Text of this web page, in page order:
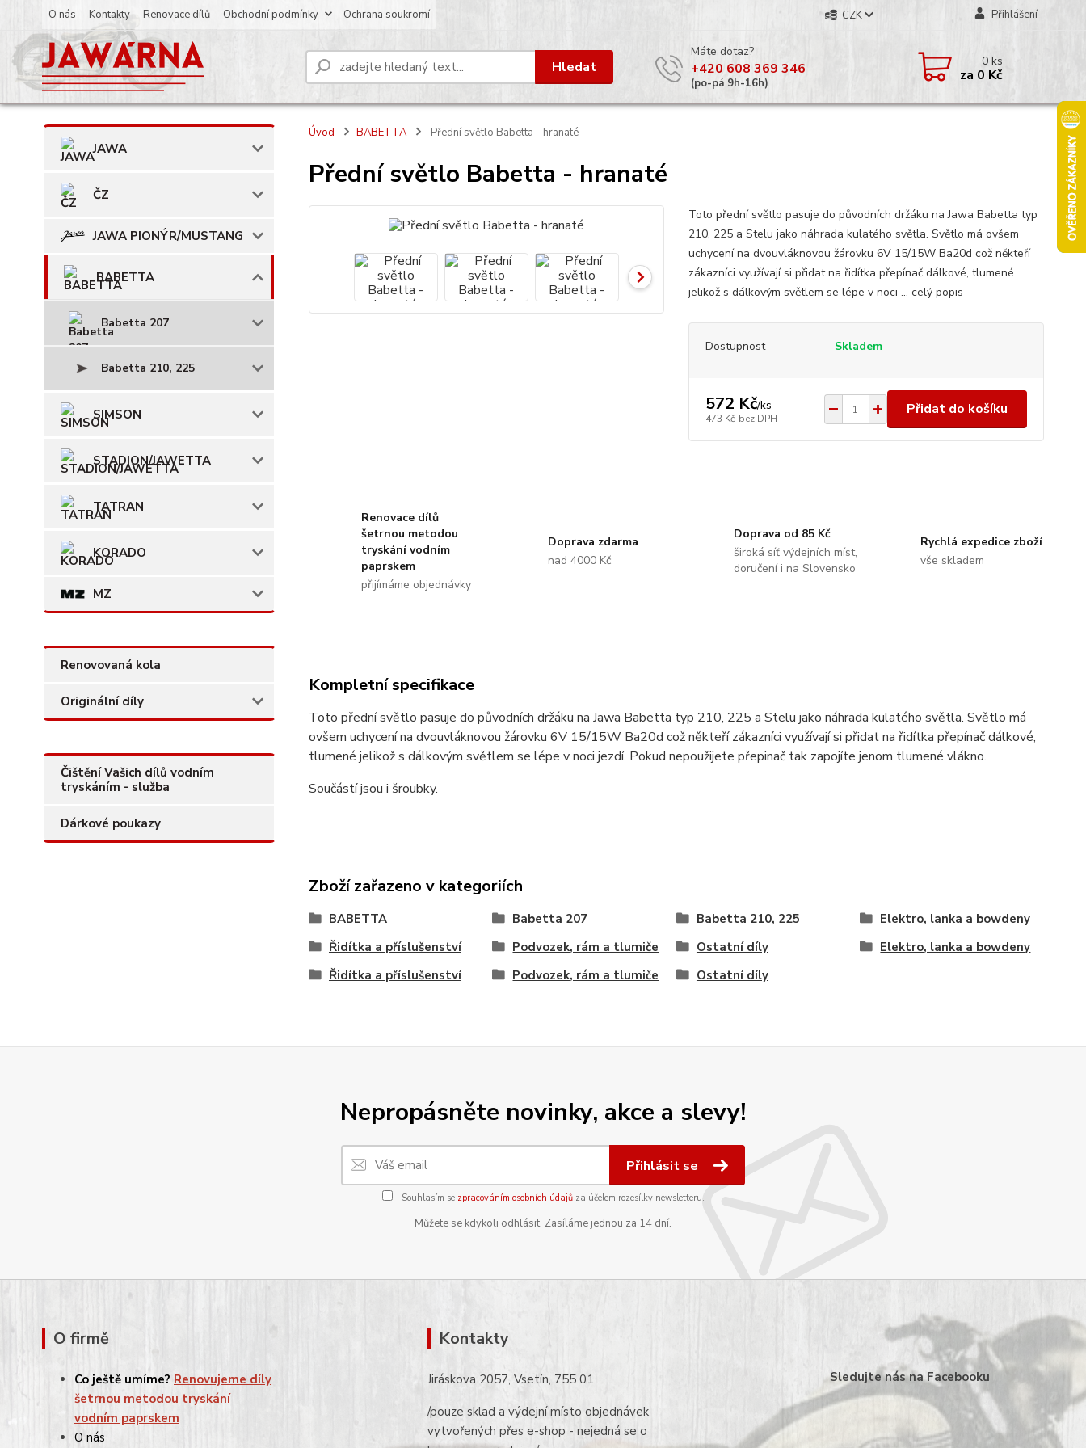
O nás Kontakty Renovace dílů Obchodní podmínky Ochrana soukromí CZK Přihlášení
Hledat
Máte dotaz?
+420 608 369 346
(po-pá 9h-16h)
0ks
za 0 Kč
JAWA
ČZ
JAWA PIONÝR/MUSTANG
BABETTA
Babetta 207
Babetta 210, 225
SIMSON
STADION/JAWETTA
TATRAN
KORADO
MZ
Renovovaná kola
Originální díly
Čištění Vašich dílů vodním
tryskáním - služba
Dárkové poukazy
Úvod BABETTA Přední světlo Babetta - hranaté
Přední světlo Babetta - hranaté
Toto přední světlo pasuje do původních držáku na Jawa Babetta typ
210, 225 a Stelu jako náhrada kulatého světla. Světlo má ovšem
uchycení na dvouvláknovou žárovku 6V 15/15W Ba20d což někteří
zákazníci využívají si přidat na řidítka přepínač dálkové, tlumené
jelikož s dálkovým světlem se lépe v noci ... celý popis
Dostupnost Skladem
572 Kč/ks
473 Kč bez DPH
Přidat do košíku
Renovace dílů
šetrnou metodou
tryskání vodním
paprskem
přijímáme objednávky
Doprava zdarma
nad 4000 Kč
Doprava od 85 Kč
široká síť výdejních míst,
doručení i na Slovensko
Rychlá expedice zboží
vše skladem
Kompletní specifikace
Toto přední světlo pasuje do původních držáku na Jawa Babetta typ 210, 225 a Stelu jako náhrada kulatého světla. Světlo má
ovšem uchycení na dvouvláknovou žárovku 6V 15/15W Ba20d což někteří zákazníci využívají si přidat na řidítka přepínač dálkové,
tlumené jelikož s dálkovým světlem se lépe v noci jezdí. Pokud nepoužijete přepinač tak zapojíte jenom tlumené vlákno.
Součástí jsou i šroubky.
Zboží zařazeno v kategoriích
BABETTA Babetta 207 Babetta 210, 225
Elektro, lanka a bowdeny
Řidítka a příslušenství
Podvozek, rám a tlumiče Ostatní díly
Elektro, lanka a bowdeny
Řidítka a příslušenství
Podvozek, rám a tlumiče Ostatní díly
Nepropásněte novinky, akce a slevy!
Přihlásit se
Souhlasím se zpracováním osobních údajůza účelem rozesílky newsletteru.
Můžete se kdykoli odhlásit. Zasíláme jednou za 14 dní.
O firmě
Co ještě umíme? Renovujeme díly
šetrnou metodou tryskání
vodním paprskem
O nás
Kontakty
Jiráskova 2057, Vsetín, 755 01
/pouze sklad a výdejní místo objednávek
vytvořených přes e-shop - nejedná se o
Sledujte nás na Facebooku